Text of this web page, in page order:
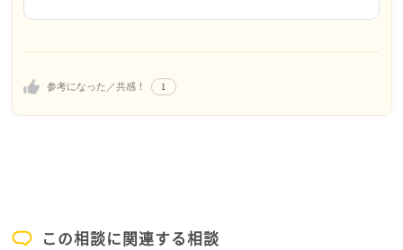
あるでしょう。特に身近な人や家族からの言葉は、良
自分を大切にできていること、それ自体がとても素晴
理のないペースで歩んでくださいね。Lalaさんの人生
参考になった／共感！ 1
この相談に関連する相談